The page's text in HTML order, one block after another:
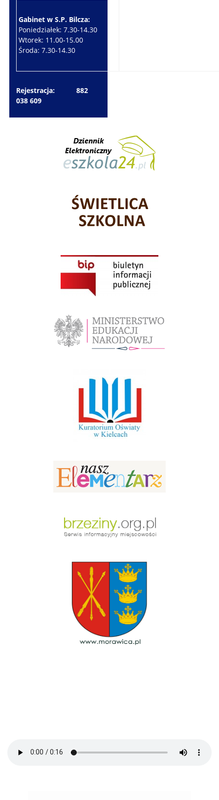
Gabinet w S.P. Bilcza:
Poniedziałek: 7.30-14.30
Wtorek: 11.00-15.00
Środa: 7.30-14.30
Rejestracja: 882
038 609